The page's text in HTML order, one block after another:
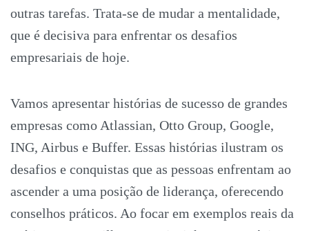
outras tarefas. Trata-se de mudar a mentalidade,
que é decisiva para enfrentar os desafios
empresariais de hoje.
Vamos apresentar histórias de sucesso de grandes
empresas como Atlassian, Otto Group, Google,
ING, Airbus e Buffer. Essas histórias ilustram os
desafios e conquistas que as pessoas enfrentam ao
ascender a uma posição de liderança, oferecendo
conselhos práticos. Ao focar em exemplos reais da